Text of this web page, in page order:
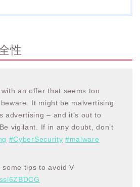
性
with an offer that seems too
It might be malvertising
advertising – and it’s out to
vigilant. If in any doubt, don’t
#CyberSecurity #malware
some tips to avoid V